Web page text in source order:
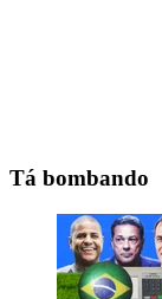
Tá bombando